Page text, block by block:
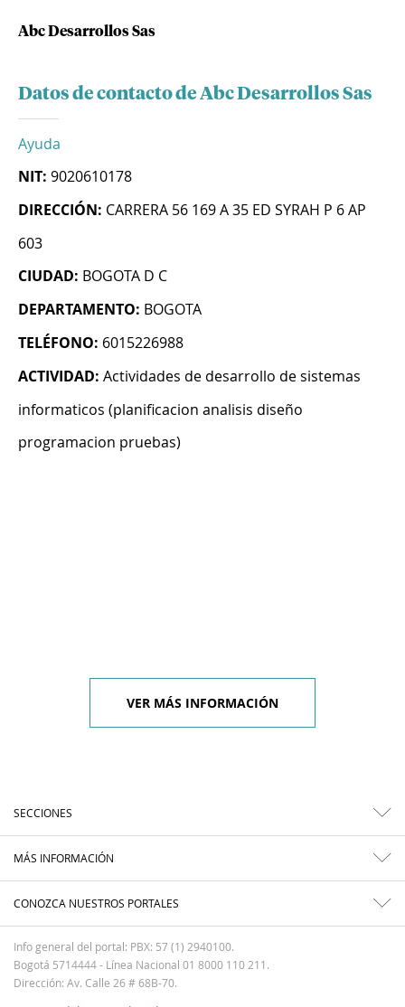
Abc Desarrollos Sas
Datos de contacto de Abc Desarrollos Sas
Ayuda
NIT: 9020610178
DIRECCIÓN: CARRERA 56 169 A 35 ED SYRAH P 6 AP
603
CIUDAD: BOGOTA D C
DEPARTAMENTO: BOGOTA
TELÉFONO: 6015226988
ACTIVIDAD: Actividades de desarrollo de sistemas
informaticos (planificacion analisis diseño
programacion pruebas)
VER MÁS INFORMACIÓN
SECCIONES
MÁS INFORMACIÓN
CONOZCA NUESTROS PORTALES
Info general del portal: PBX: 57 (1) 2940100.
Bogotá 5714444 - Línea Nacional 01 8000 110 211.
Dirección: Av. Calle 26 # 68B-70.